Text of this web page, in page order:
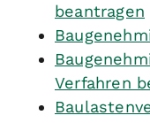
beantragen
Verfahren